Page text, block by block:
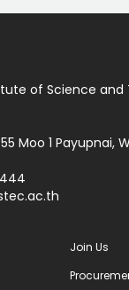
of Science and
Moo 1 Payupnai,
Join Us